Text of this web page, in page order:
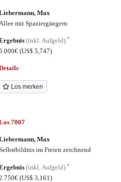
Max
Allee mit Spaziergängern
(inkl. Aufgeld) *
(US$ 5,747)
Los merken
7007
Max
im Freien zeichnend
(inkl. Aufgeld) *
(US$ 3,161)